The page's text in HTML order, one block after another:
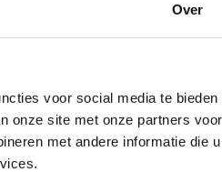
Over
voor social media te bieden
onze site met onze partners
met andere informatie die